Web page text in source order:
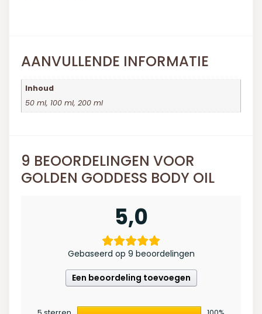
AANVULLENDE INFORMATIE
Inhoud
50 ml, 100 ml, 200 ml
9 BEOORDELINGEN VOOR
GOLDEN GODDESS BODY OIL
5,0
Gebaseerd op 9 beoordelingen
Een beoordeling toevoegen